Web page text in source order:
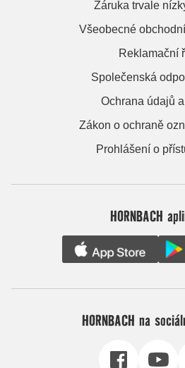
Záruka trvale
Všeobecné
Reklamační
Společenská
Ochrana údajů
Zákon o ochraně
Prohlášení o
HORNBACH
HORNBACH na